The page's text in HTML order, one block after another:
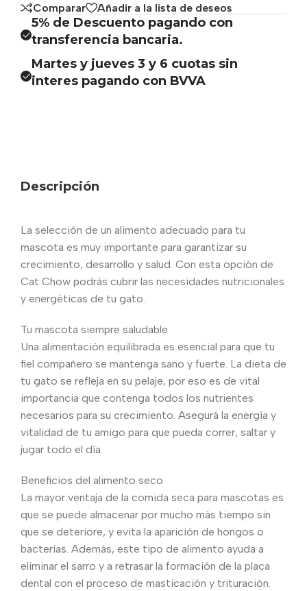
Comparar Añadir a la lista de deseos
5% de Descuento pagando con
transferencia bancaria.
Martes y jueves 3 y 6 cuotas sin
interes pagando con BVVA
Descripción
La selección de un alimento adecuado para tu
mascota es muy importante para garantizar su
crecimiento, desarrollo y salud. Con esta opción de
Cat Chow podrás cubrir las necesidades nutricionales
y energéticas de tu gato.
Tu mascota siempre saludable
Una alimentación equilibrada es esencial para que tu
fiel compañero se mantenga sano y fuerte. La dieta de
tu gato se refleja en su pelaje, por eso es de vital
importancia que contenga todos los nutrientes
necesarios para su crecimiento. Asegurá la energía y
vitalidad de tu amigo para que pueda correr, saltar y
jugar todo el día.
Beneficios del alimento seco
La mayor ventaja de la comida seca para mascotas es
que se puede almacenar por mucho más tiempo sin
que se deteriore, y evita la aparición de hongos o
bacterias. Además, este tipo de alimento ayuda a
eliminar el sarro y a retrasar la formación de la placa
dental con el proceso de masticación y trituración.